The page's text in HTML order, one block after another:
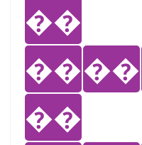
��
����
��